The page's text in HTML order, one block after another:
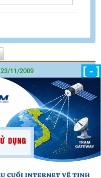
23/11/2009 [ - ]